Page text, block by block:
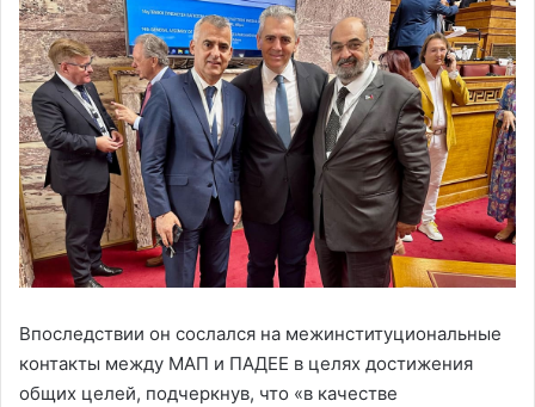
Впоследствии он сослался на межинституциональные
контакты между МАП и ПАДЕЕ в целях достижения
общих целей, подчеркнув, что «в качестве